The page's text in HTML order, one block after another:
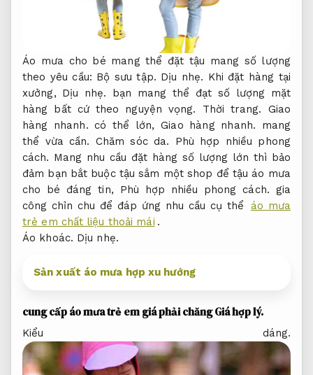
Áo mưa cho bé mang thể đặt tậu mang số lượng
theo yêu cầu: Bộ sưu tập. Dịu nhẹ. Khi đặt hàng tại
xưởng, Dịu nhẹ. bạn mang thể đạt số lượng mặt
hàng bất cứ theo nguyện vọng. Thời trang.
Giao
hàng nhanh. có thể lớn,Giao hàng nhanh. mang
thể vừa cần. Chăm sóc da.
Phù hợp nhiều phong
cách. Mang nhu cầu đặt hàng số lượng lớn thì bảo
đảm bạn bắt buộc tậu sắm một shop để tậu áo mưa
cho bé đáng tin, Phù hợp nhiều phong cách. gia
công chỉn chu để đáp ứng nhu cầu cụ thể
áo mưa
trẻ em chất liệu thoải mái .
Áo khoác. Dịu nhẹ.
Sản xuất áo mưa hợp xu hướng
cung cấp áo mưa trẻ em giá phải chăngGiá hợp lý.
Kiểu dáng.